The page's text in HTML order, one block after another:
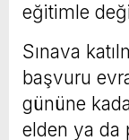
eğitimle
Sınava
başvuru
gününe
elden ya da